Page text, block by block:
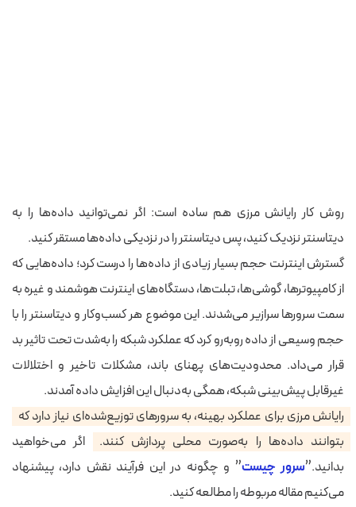
روش کار رایانش مرزی هم ساده است: اگر نمی‌توانید داده‌ها را به
دیتاسنتر نزدیک کنید، پس دیتاسنتر را در نزدیکی داده‌ها مستقر کنید.
گسترش اینترنت حجم بسیار زیادی از داده‌ها را درست کرد؛ داده‌هایی که
از کامپیوترها، گوشی‌ها، تبلت‌ها، دستگاه‌های اینترنت هوشمند و غیره به
سمت سرورها سرازیر می‌شدند.این موضوع هر کسب‌وکار و دیتاسنتر را با
حجم وسیعی از داده روبه‌رو کرد که عملکرد شبکه را به‌شدت تحت تاثیر بد
قرار می‌داد. محدودیت‌های پهنای باند، مشکلات تاخیر و اختلالات
غیرقابل پیش‌بینی شبکه، همگی به‌دنبال این افزایش داده آمدند.
رایانش مرزی برای عملکرد بهینه، به سرورهای توزیع‌شده‌ای نیاز دارد که
بتوانند داده‌ها را به‌صورت محلی پردازش کنند.
اگر می‌خواهید
بدانید.”سرور چیست” و چگونه در این فرآیند نقش دارد، پیشنهاد
می‌کنیم مقاله مربوطه را مطالعه کنید.